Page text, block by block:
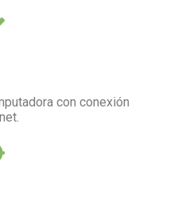
con conexión